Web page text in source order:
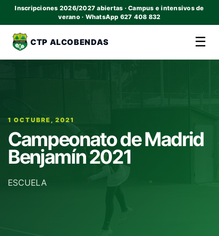
Inscripciones 2026/2027 abiertas · Campus e intensivos de
verano · WhatsApp 627 408 832
CTP ALCOBENDAS ☰
1 OCTUBRE, 2021
Campeonato de Madrid
Benjamín 2021
ESCUELA